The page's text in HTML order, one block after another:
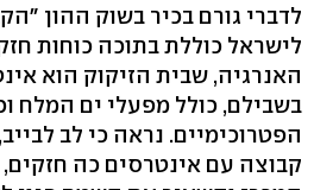
לדברי גורם בכיר בשוק ההון
לישראל כוללת בתוכה כוחות
האנרגיה, שבית הזיקוק הוא
בשבילם, כולל מפעלי ים המלח
הפטרוכימיים. נראה כי לב
קבוצה עם אינטרסים כה